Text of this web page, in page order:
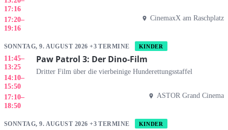
17:16
17:20–
19:16
CinemaxX am Raschplatz
SONNTAG, 9. AUGUST 2026 +3 TERMINE KINDER
11:45–
13:25
14:10–
15:50
17:10–
18:50
Paw Patrol 3: Der Dino-Film
Dritter Film über die vierbeinige Hunderettungsstaffel
ASTOR Grand Cinema
SONNTAG, 9. AUGUST 2026 +3 TERMINE KINDER